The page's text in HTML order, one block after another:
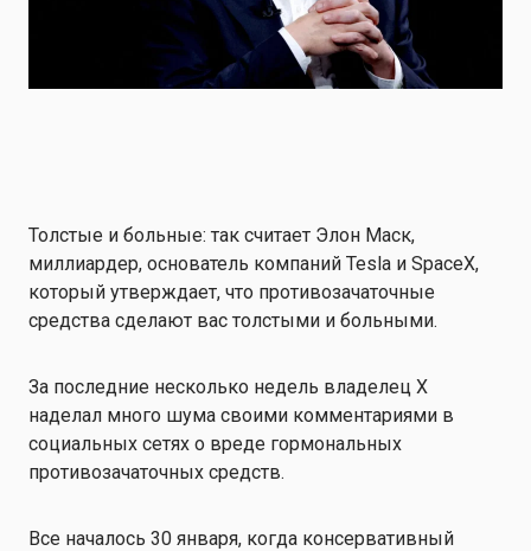
Толстые и больные: так считает Элон Маск,
миллиардер, основатель компаний Tesla и SpaceX,
который утверждает, что противозачаточные
средства сделают вас толстыми и больными.
За последние несколько недель владелец X
наделал много шума своими комментариями в
социальных сетях о вреде гормональных
противозачаточных средств.
Все началось 30 января, когда консервативный